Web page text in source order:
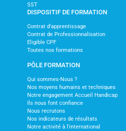
SST
DISPOSITIF DE FORMATION
Contrat d'apprentissage
Contrat de Professionnalisation
Eligible CPF
Toutes nos formations
PÔLE FORMATION
Qui sommes-Nous ?
Nos moyens humains et techniques
Notre engagement Accueil Handicap
Ils nous font confiance
Nous recrutons
Nos indicateurs de résultats
Notre activité à l'international